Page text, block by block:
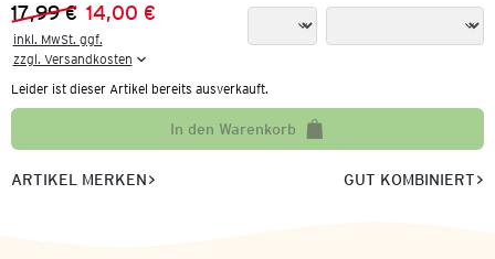
Vorheriger Preis:
17,99 €
Neuer Preis:
14,00 €
inkl. MwSt. ggf.
zzgl. Versandkosten
Leider ist dieser Artikel bereits ausverkauft.
In den Warenkorb
ARTIKEL MERKEN GUT KOMBINIERT